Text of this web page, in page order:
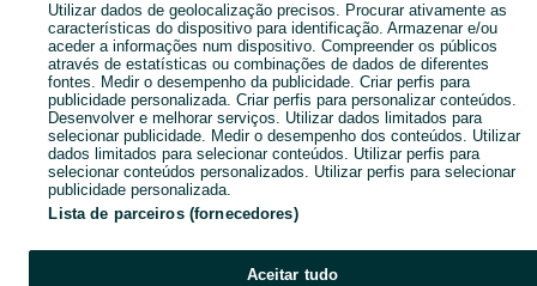
Utilizar dados de geolocalização precisos. Procurar ativamente as
características do dispositivo para identificação. Armazenar e/ou
aceder a informações num dispositivo. Compreender os públicos
através de estatísticas ou combinações de dados de diferentes
fontes. Medir o desempenho da publicidade. Criar perfis para
publicidade personalizada. Criar perfis para personalizar conteúdos.
Desenvolver e melhorar serviços. Utilizar dados limitados para
selecionar publicidade. Medir o desempenho dos conteúdos. Utilizar
dados limitados para selecionar conteúdos. Utilizar perfis para
selecionar conteúdos personalizados. Utilizar perfis para selecionar
publicidade personalizada.
Lista de parceiros (fornecedores)
Aceitar tudo